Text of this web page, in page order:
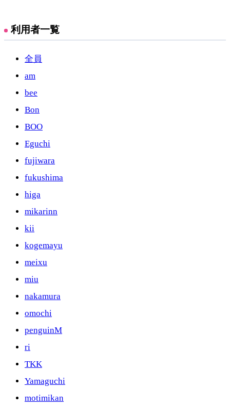
利用者一覧
全員
am
bee
Bon
BOO
Eguchi
fujiwara
fukushima
higa
mikarinn
kii
kogemayu
meixu
miu
nakamura
omochi
penguinM
ri
TKK
Yamaguchi
motimikan